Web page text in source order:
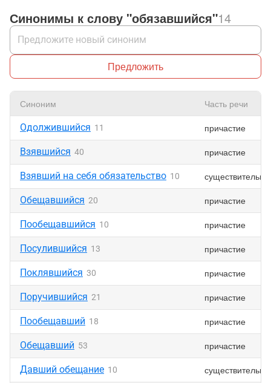
Синонимы к слову "обязавшийся"14
Предложить
Синоним Часть речи
Одолжившийся 11 причастие
Взявшийся 40 причастие
Взявший на себя обязательство 10
Обещавшийся 20 причастие
Пообещавшийся 10 причастие
Посулившийся 13 причастие
Поклявшийся 30 причастие
Поручившийся 21 причастие
Пообещавший 18 причастие
Обещавший 53 причастие
Давший обещание 10